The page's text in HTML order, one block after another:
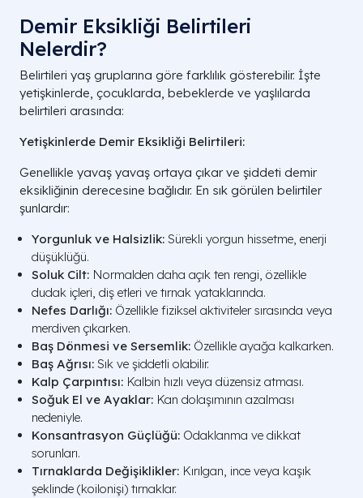
Demir Eksikliği Belirtileri
Nelerdir?
Belirtileri yaş gruplarına göre farklılık gösterebilir. İşte
yetişkinlerde, çocuklarda, bebeklerde ve yaşlılarda
belirtileri arasında:
Yetişkinlerde Demir Eksikliği Belirtileri:
Genellikle yavaş yavaş ortaya çıkar ve şiddeti demir
eksikliğinin derecesine bağlıdır. En sık görülen belirtiler
şunlardır:
Yorgunluk ve Halsizlik: Sürekli yorgun hissetme, enerji
düşüklüğü.
Soluk Cilt: Normalden daha açık ten rengi, özellikle
dudak içleri, diş etleri ve tırnak yataklarında.
Nefes Darlığı: Özellikle fiziksel aktiviteler sırasında veya
merdiven çıkarken.
Baş Dönmesi ve Sersemlik: Özellikle ayağa kalkarken.
Baş Ağrısı: Sık ve şiddetli olabilir.
Kalp Çarpıntısı: Kalbin hızlı veya düzensiz atması.
Soğuk El ve Ayaklar: Kan dolaşımının azalması
nedeniyle.
Konsantrasyon Güçlüğü: Odaklanma ve dikkat
sorunları.
Tırnaklarda Değişiklikler: Kırılgan, ince veya kaşık
şeklinde (koilonişi) tırnaklar.